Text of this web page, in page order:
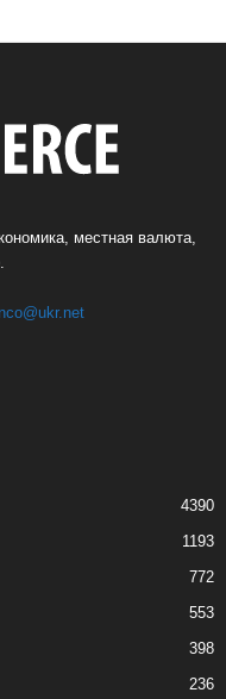
местная валюта,
4390
1193
772
553
398
236